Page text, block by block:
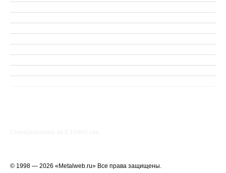
© 1998 — 2026 «Metalweb.ru» Все права защищены.